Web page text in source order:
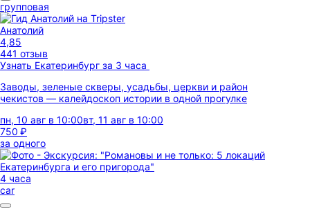
групповая
Анатолий
4,85
441 отзыв
Узнать Екатеринбург за 3 часа
Заводы, зеленые скверы, усадьбы, церкви и район
чекистов — калейдоскоп истории в одной прогулке
пн, 10 авг в 10:00вт, 11 авг в 10:00
750 ₽
за одного
4 часа
car